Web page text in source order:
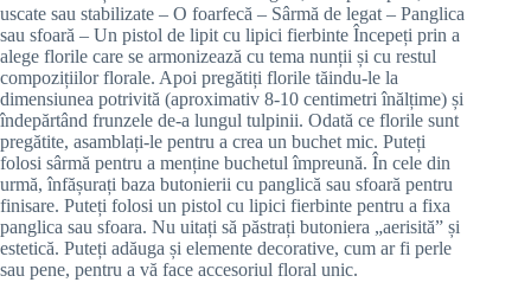
uscate sau stabilizate – O foarfecă – Sârmă de legat – Panglica
sau sfoară – Un pistol de lipit cu lipici fierbinte Începeți prin a
alege florile care se armonizează cu tema nunții și cu restul
compozițiilor florale. Apoi pregătiți florile tăindu-le la
dimensiunea potrivită (aproximativ 8-10 centimetri înălțime) și
îndepărtând frunzele de-a lungul tulpinii. Odată ce florile sunt
pregătite, asamblați-le pentru a crea un buchet mic. Puteți
folosi sârmă pentru a menține buchetul împreună. În cele din
urmă, înfășurați baza butonierii cu panglică sau sfoară pentru
finisare. Puteți folosi un pistol cu lipici fierbinte pentru a fixa
panglica sau sfoara. Nu uitați să păstrați butoniera „aerisită” și
estetică. Puteți adăuga și elemente decorative, cum ar fi perle
sau pene, pentru a vă face accesoriul floral unic.